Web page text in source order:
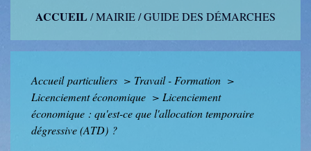
ACCUEIL /MAIRIE/GUIDE DES DÉMARCHES
Accueil particuliers > Travail - Formation >
Licenciement économique > Licenciement
économique : qu'est-ce que l'allocation temporaire
dégressive (ATD) ?